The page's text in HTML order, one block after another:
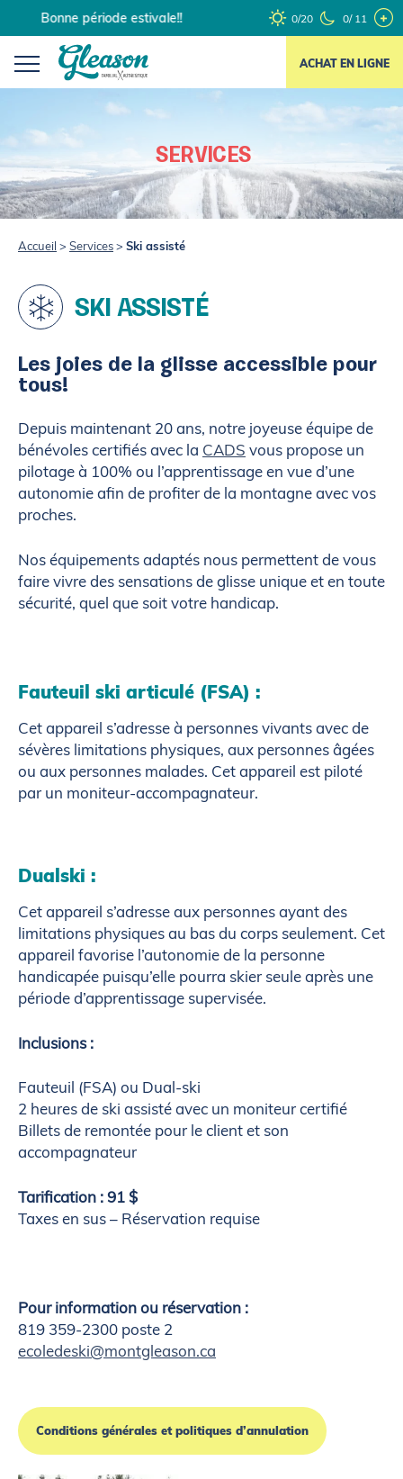
to
content
Bonne période estivale!! 0/20 0/ 11
ACHAT EN LIGNE
SERVICES
Accueil > Services> Ski assisté
SKI ASSISTÉ
Les joies de la glisse accessible pour
tous!
Depuis maintenant 20 ans, notre joyeuse équipe de
bénévoles certifiés avec la CADS vous propose un
pilotage à 100% ou l’apprentissage en vue d’une
autonomie afin de profiter de la montagne avec vos
proches.
Nos équipements adaptés nous permettent de vous
faire vivre des sensations de glisse unique et en toute
sécurité, quel que soit votre handicap.
Fauteuil ski articulé (FSA) :
Cet appareil s’adresse à personnes vivants avec de
sévères limitations physiques, aux personnes âgées
ou aux personnes malades. Cet appareil est piloté
par un moniteur-accompagnateur.
Dualski :
Cet appareil s’adresse aux personnes ayant des
limitations physiques au bas du corps seulement. Cet
appareil favorise l’autonomie de la personne
handicapée puisqu’elle pourra skier seule après une
période d’apprentissage supervisée.
Inclusions :
Fauteuil (FSA) ou Dual-ski
2 heures de ski assisté avec un moniteur certifié
Billets de remontée pour le client et son
accompagnateur
Tarification : 91 $
Taxes en sus – Réservation requise
Pour information ou réservation :
819 359-2300 poste 2
ecoledeski@montgleason.ca
Conditions générales et politiques d’annulation